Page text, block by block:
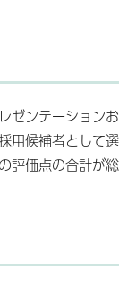
ゼンテーション
用候補者として
評価点の合計が